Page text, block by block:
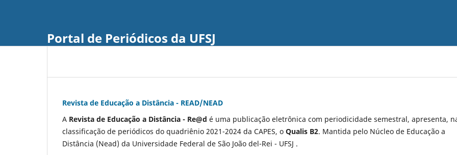
Portal de Periódicos da UFSJ
Revista de Educação a Distância - READ/NEAD
A Revista de Educação a Distância - Re@d é uma publicação eletrônica com periodicidade semestral, apresenta,
classificação de periódicos do quadriênio 2021-2024 da CAPES, o Qualis B2. Mantida pelo Núcleo de Educação a
Distância (Nead) da Universidade Federal de São João del-Rei - UFSJ .